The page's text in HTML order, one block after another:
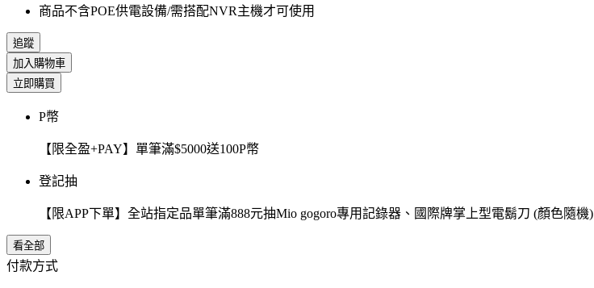
商品不含POE供電設備/需搭配NVR主機才可使用
追蹤
加入購物車
立即購買
P幣
【限全盈+PAY】單筆滿$5000送100P幣
登記抽
【限APP下單】全站指定品單筆滿888元抽Mio gogoro專用記錄器、國際牌掌上型電鬍刀 (顏色隨機)
看全部
付款方式